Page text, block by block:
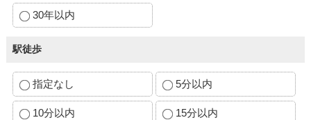
30年以内
駅徒歩
指定なし 5分以内
10分以内 15分以内